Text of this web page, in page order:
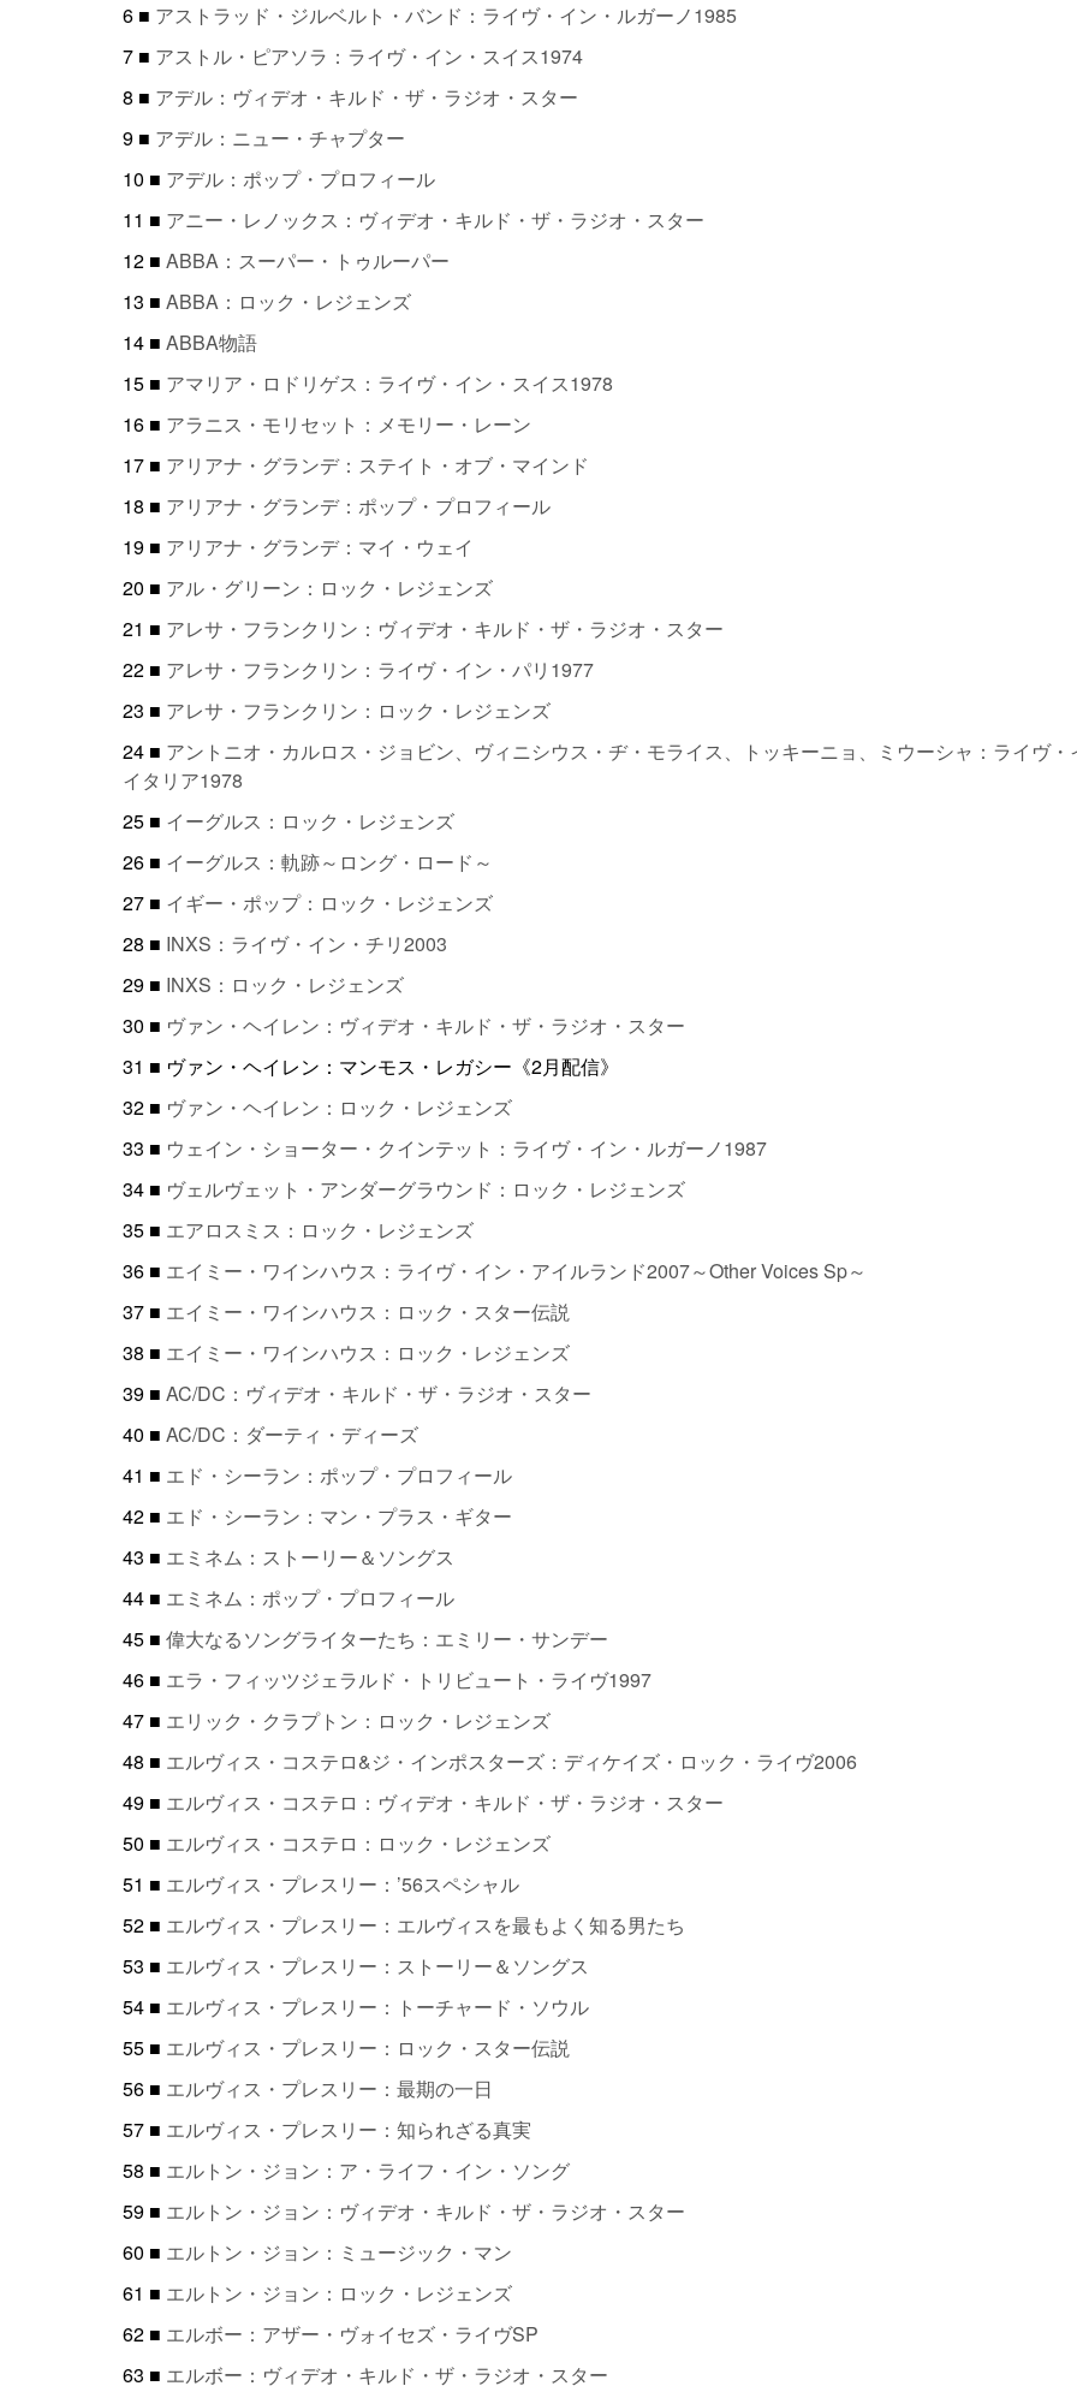
6 ■ アストラッド・ジルベルト・バンド：ライヴ・イン・ルガーノ1985
7 ■ アストル・ピアソラ：ライヴ・イン・スイス1974
8 ■ アデル：ヴィデオ・キルド・ザ・ラジオ・スター
9 ■ アデル：ニュー・チャプター
10 ■ アデル：ポップ・プロフィール
11 ■ アニー・レノックス：ヴィデオ・キルド・ザ・ラジオ・スター
12 ■ ABBA：スーパー・トゥルーパー
13 ■ ABBA：ロック・レジェンズ
14 ■ ABBA物語
15 ■ アマリア・ロドリゲス：ライヴ・イン・スイス1978
16 ■ アラニス・モリセット：メモリー・レーン
17 ■ アリアナ・グランデ：ステイト・オブ・マインド
18 ■ アリアナ・グランデ：ポップ・プロフィール
19 ■ アリアナ・グランデ：マイ・ウェイ
20 ■ アル・グリーン：ロック・レジェンズ
21 ■ アレサ・フランクリン：ヴィデオ・キルド・ザ・ラジオ・スター
22 ■ アレサ・フランクリン：ライヴ・イン・パリ1977
23 ■ アレサ・フランクリン：ロック・レジェンズ
24 ■ アントニオ・カルロス・ジョビン、ヴィニシウス・ヂ・モライス、トッキーニョ、ミウーシャ：ライヴ・
イタリア1978
25 ■ イーグルス：ロック・レジェンズ
26 ■ イーグルス：軌跡～ロング・ロード～
27 ■ イギー・ポップ：ロック・レジェンズ
28 ■ INXS：ライヴ・イン・チリ2003
29 ■ INXS：ロック・レジェンズ
30 ■ ヴァン・ヘイレン：ヴィデオ・キルド・ザ・ラジオ・スター
31 ■ ヴァン・ヘイレン：マンモス・レガシー《2月配信》
32 ■ ヴァン・ヘイレン：ロック・レジェンズ
33 ■ ウェイン・ショーター・クインテット：ライヴ・イン・ルガーノ1987
34 ■ ヴェルヴェット・アンダーグラウンド：ロック・レジェンズ
35 ■ エアロスミス：ロック・レジェンズ
36 ■ エイミー・ワインハウス：ライヴ・イン・アイルランド2007～Other Voices Sp～
37 ■ エイミー・ワインハウス：ロック・スター伝説
38 ■ エイミー・ワインハウス：ロック・レジェンズ
39 ■ AC/DC：ヴィデオ・キルド・ザ・ラジオ・スター
40 ■ AC/DC：ダーティ・ディーズ
41 ■ エド・シーラン：ポップ・プロフィール
42 ■ エド・シーラン：マン・プラス・ギター
43 ■ エミネム：ストーリー＆ソングス
44 ■ エミネム：ポップ・プロフィール
45 ■ 偉大なるソングライターたち：エミリー・サンデー
46 ■ エラ・フィッツジェラルド・トリビュート・ライヴ1997
47 ■ エリック・クラプトン：ロック・レジェンズ
48 ■ エルヴィス・コステロ&ジ・インポスターズ：ディケイズ・ロック・ライヴ2006
49 ■ エルヴィス・コステロ：ヴィデオ・キルド・ザ・ラジオ・スター
50 ■ エルヴィス・コステロ：ロック・レジェンズ
51 ■ エルヴィス・プレスリー：’56スペシャル
52 ■ エルヴィス・プレスリー：エルヴィスを最もよく知る男たち
53 ■ エルヴィス・プレスリー：ストーリー＆ソングス
54 ■ エルヴィス・プレスリー：トーチャード・ソウル
55 ■ エルヴィス・プレスリー：ロック・スター伝説
56 ■ エルヴィス・プレスリー：最期の一日
57 ■ エルヴィス・プレスリー：知られざる真実
58 ■ エルトン・ジョン：ア・ライフ・イン・ソング
59 ■ エルトン・ジョン：ヴィデオ・キルド・ザ・ラジオ・スター
60 ■ エルトン・ジョン：ミュージック・マン
61 ■ エルトン・ジョン：ロック・レジェンズ
62 ■ エルボー：アザー・ヴォイセズ・ライヴSP
63 ■ エルボー：ヴィデオ・キルド・ザ・ラジオ・スター